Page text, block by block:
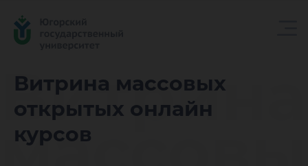
Витрина массовых
открытых онлайн
курсов
Витрина